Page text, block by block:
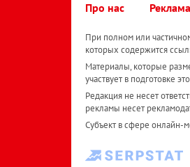
Про нас
При полном или
которых содержится
Материалы, которые
участвует в подготовке
Редакция не несет
рекламы несет
Субъект в сфере онлайн-